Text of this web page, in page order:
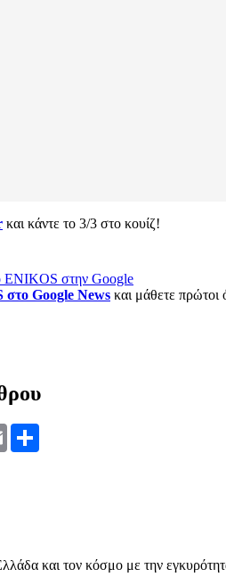
και κάντε το 3/3 στο κουίζ!
ENIKOS στην Google
Google News και μάθετε πρώτοι
Email
και τον κόσμο με την